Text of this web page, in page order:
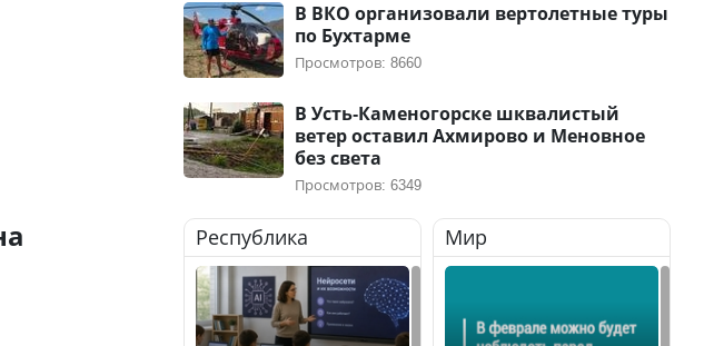
В ВКО организовали вертолетные туры
по Бухтарме
Просмотров: 8660
В Усть-Каменогорске шквалистый
ветер оставил Ахмирово и Меновное
без света
Просмотров: 6349
Республика Мир